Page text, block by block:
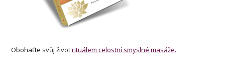
Obohaťte svůj životrituálem celostní smyslné masáže.